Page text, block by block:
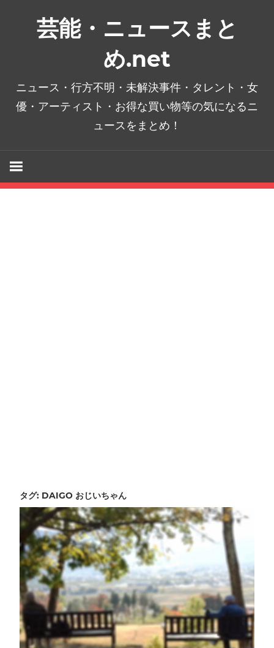
芸能・ニュースまと
め.net
ニュース・行方不明・未解決事件・タレント・女
優・アーティスト・お得な買い物等の気になるニ
ュースをまとめ！
タグ: DAIGO おじいちゃん